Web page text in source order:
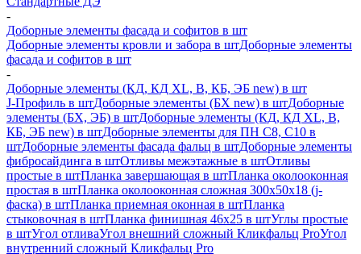
-
Доборные элементы фасада и софитов в шт
Доборные элементы кровли и забора в штДоборные элементы
фасада и софитов в шт
-
Доборные элементы (КД, КД XL, В, КБ, ЭБ new) в шт
J-Профиль в штДоборные элементы (БХ new) в штДоборные
элементы (БХ, ЭБ) в штДоборные элементы (КД, КД XL, В,
КБ, ЭБ new) в штДоборные элементы для ПН С8, С10 в
штДоборные элементы фасада фальц в штДоборные элементы
фибросайдинга в штОтливы межэтажные в штОтливы
простые в штПланка завершающая в штПланка околооконная
простая в штПланка околооконная сложная 300х50х18 (j-
фаска) в штПланка приемная оконная в штПланка
стыковочная в штПланка финишная 46х25 в штУглы простые
в штУгол отливаУгол внешний сложный Кликфальц ProУгол
внутренний сложный Кликфальц Pro